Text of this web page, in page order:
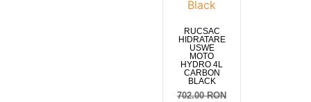
RUCSAC
HIDRATARE
USWE
MOTO
HYDRO 4L
CARBON
BLACK
702.00RON